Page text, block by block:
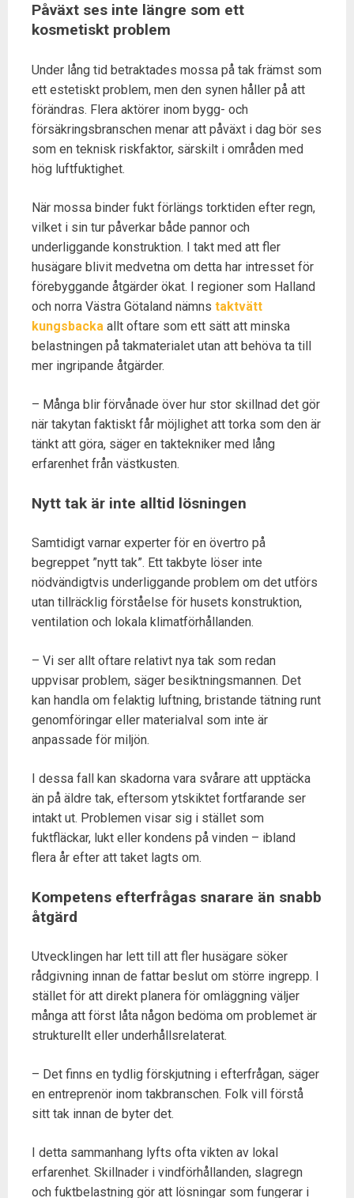
Påväxt ses inte längre som ett
kosmetiskt problem
Under lång tid betraktades mossa på tak främst som
ett estetiskt problem, men den synen håller på att
förändras. Flera aktörer inom bygg- och
försäkringsbranschen menar att påväxt i dag bör ses
som en teknisk riskfaktor, särskilt i områden med
hög luftfuktighet.
När mossa binder fukt förlängs torktiden efter regn,
vilket i sin tur påverkar både pannor och
underliggande konstruktion. I takt med att fler
husägare blivit medvetna om detta har intresset för
förebyggande åtgärder ökat. I regioner som Halland
och norra Västra Götaland nämns taktvätt
kungsbacka allt oftare som ett sätt att minska
belastningen på takmaterialet utan att behöva ta till
mer ingripande åtgärder.
– Många blir förvånade över hur stor skillnad det gör
när takytan faktiskt får möjlighet att torka som den är
tänkt att göra, säger en taktekniker med lång
erfarenhet från västkusten.
Nytt tak är inte alltid lösningen
Samtidigt varnar experter för en övertro på
begreppet ”nytt tak”. Ett takbyte löser inte
nödvändigtvis underliggande problem om det utförs
utan tillräcklig förståelse för husets konstruktion,
ventilation och lokala klimatförhållanden.
– Vi ser allt oftare relativt nya tak som redan
uppvisar problem, säger besiktningsmannen. Det
kan handla om felaktig luftning, bristande tätning runt
genomföringar eller materialval som inte är
anpassade för miljön.
I dessa fall kan skadorna vara svårare att upptäcka
än på äldre tak, eftersom ytskiktet fortfarande ser
intakt ut. Problemen visar sig i stället som
fuktfläckar, lukt eller kondens på vinden – ibland
flera år efter att taket lagts om.
Kompetens efterfrågas snarare än snabb
åtgärd
Utvecklingen har lett till att fler husägare söker
rådgivning innan de fattar beslut om större ingrepp. I
stället för att direkt planera för omläggning väljer
många att först låta någon bedöma om problemet är
strukturellt eller underhållsrelaterat.
– Det finns en tydlig förskjutning i efterfrågan, säger
en entreprenör inom takbranschen. Folk vill förstå
sitt tak innan de byter det.
I detta sammanhang lyfts ofta vikten av lokal
erfarenhet. Skillnader i vindförhållanden, slagregn
och fuktbelastning gör att lösningar som fungerar i